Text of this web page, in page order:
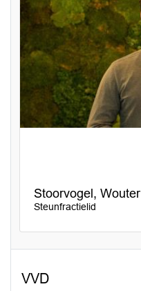
Stoorvogel, Wouter
Steunfractielid
VVD